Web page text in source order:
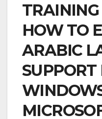
HOW TO
ARABIC
SUPPORT